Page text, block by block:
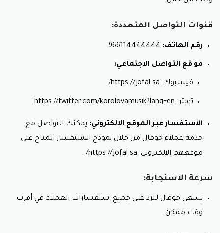
قنوات التواصل المتعددة:
رقم الهاتف:
مواقع التواصل الاجتماعي:
فيسبوك: https://jofal.sa/.
تويتر: https://twitter.com/korolovamusik?lang=en.
الاستفسار عبر الموقع الإلكتروني: يمكنك التواصل مع
خدمة عملاء جوفال من خلال نموذج الاستفسار المتاح على
موقعهم الإلكتروني: https://jofal.sa/.
سرعة الاستجابة:
يسعى جوفال للرد على جميع استفسارات العملاء في أقرب
وقت ممكن.